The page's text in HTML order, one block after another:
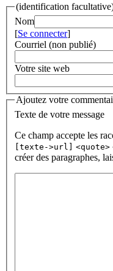
(identification
Nom
[Se connecter]
Courriel (non publié)
Votre site web
Ajoutez votre
Texte de votre message
Ce champ accepte les
[texte->url] <quote>
créer des paragraphes,